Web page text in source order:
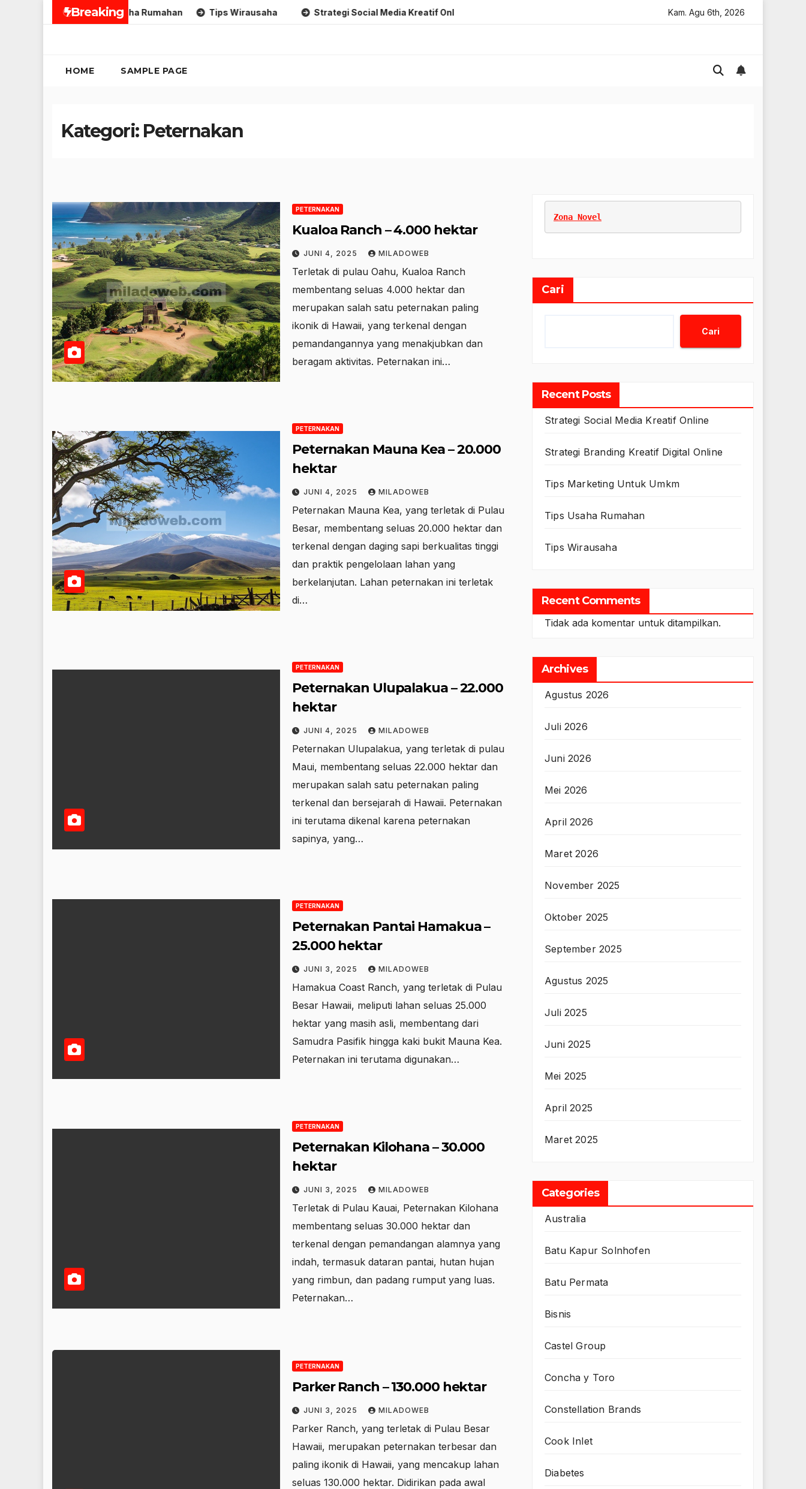
Breaking
Tips Usaha Rumahan Tips Wirausaha Strategi Social Media Kreatif Online Tips Marketing Untuk Umkm
Kam. Agu 6th, 2026
HOME SAMPLE PAGE
Kategori: Peternakan
PETERNAKAN
Kualoa Ranch – 4.000 hektar
JUNI 4, 2025 MILADOWEB
Terletak di pulau Oahu, Kualoa Ranch
membentang seluas 4.000 hektar dan
merupakan salah satu peternakan paling
ikonik di Hawaii, yang terkenal dengan
pemandangannya yang menakjubkan dan
beragam aktivitas. Peternakan ini…
PETERNAKAN
Peternakan Mauna Kea – 20.000
hektar
JUNI 4, 2025 MILADOWEB
Peternakan Mauna Kea, yang terletak di Pulau
Besar, membentang seluas 20.000 hektar dan
terkenal dengan daging sapi berkualitas tinggi
dan praktik pengelolaan lahan yang
berkelanjutan. Lahan peternakan ini terletak
di…
PETERNAKAN
Peternakan Ulupalakua – 22.000
hektar
JUNI 4, 2025 MILADOWEB
Peternakan Ulupalakua, yang terletak di pulau
Maui, membentang seluas 22.000 hektar dan
merupakan salah satu peternakan paling
terkenal dan bersejarah di Hawaii. Peternakan
ini terutama dikenal karena peternakan
sapinya, yang…
PETERNAKAN
Peternakan Pantai Hamakua –
25.000 hektar
JUNI 3, 2025 MILADOWEB
Hamakua Coast Ranch, yang terletak di Pulau
Besar Hawaii, meliputi lahan seluas 25.000
hektar yang masih asli, membentang dari
Samudra Pasifik hingga kaki bukit Mauna Kea.
Peternakan ini terutama digunakan…
PETERNAKAN
Peternakan Kilohana – 30.000
hektar
JUNI 3, 2025 MILADOWEB
Terletak di Pulau Kauai, Peternakan Kilohana
membentang seluas 30.000 hektar dan
terkenal dengan pemandangan alamnya yang
indah, termasuk dataran pantai, hutan hujan
yang rimbun, dan padang rumput yang luas.
Peternakan…
PETERNAKAN
Parker Ranch – 130.000 hektar
JUNI 3, 2025 MILADOWEB
Parker Ranch, yang terletak di Pulau Besar
Hawaii, merupakan peternakan terbesar dan
paling ikonik di Hawaii, yang mencakup lahan
seluas 130.000 hektar. Didirikan pada awal
Zona Novel
Cari
Cari
Recent Posts
Strategi Social Media Kreatif Online
Strategi Branding Kreatif Digital Online
Tips Marketing Untuk Umkm
Tips Usaha Rumahan
Tips Wirausaha
Recent Comments
Tidak ada komentar untuk ditampilkan.
Archives
Agustus 2026
Juli 2026
Juni 2026
Mei 2026
April 2026
Maret 2026
November 2025
Oktober 2025
September 2025
Agustus 2025
Juli 2025
Juni 2025
Mei 2025
April 2025
Maret 2025
Categories
Australia
Batu Kapur Solnhofen
Batu Permata
Bisnis
Castel Group
Concha y Toro
Constellation Brands
Cook Inlet
Diabetes